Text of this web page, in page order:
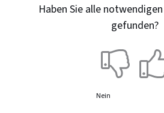
Haben Sie alle
gefunden?
Nein